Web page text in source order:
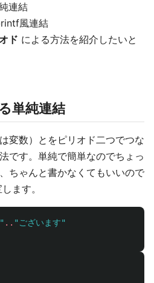
連結
風連結
ド による方法を紹介したいと
単純連結
変数）とをピリオド二つでつな
です。単純で簡単なのでちょっ
ちゃんと書かなくてもいいので
ます。
.. "ございます"